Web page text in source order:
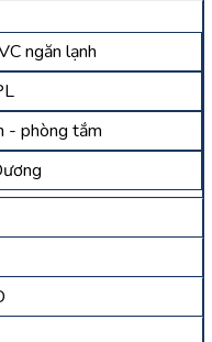
ngăn lạnh
- phòng tắm